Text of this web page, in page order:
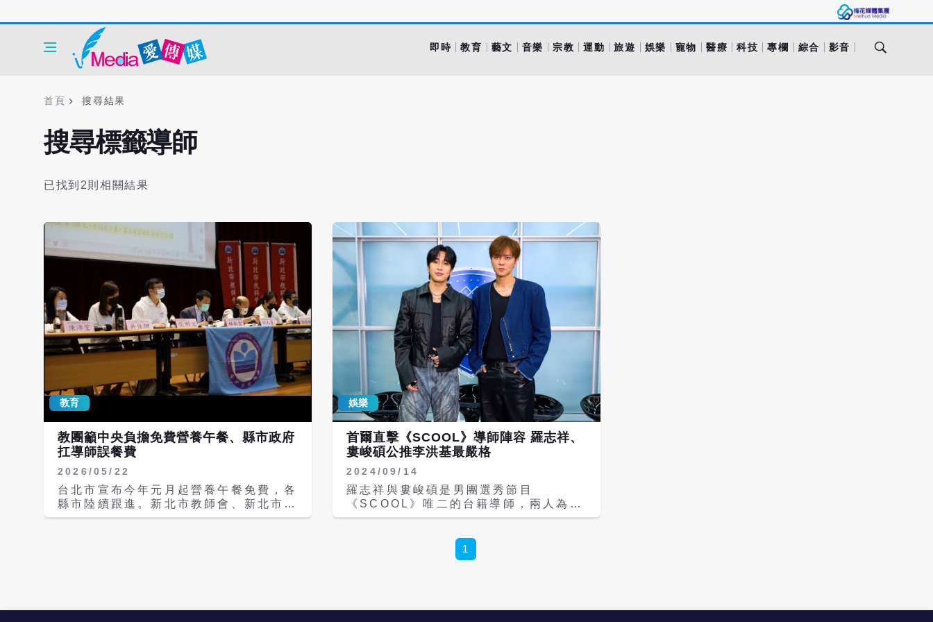
即時 教育 藝文 音樂 宗教 運動 旅遊 娛樂 寵物 醫療 科技 專欄 綜合 影音
首頁 搜尋結果
搜尋標籤導師
已找到2則相關結果
教育
教團籲中央負擔免費營養午餐、縣市政府
扛導師誤餐費
2026/05/22
台北市宣布今年元月起營養午餐免費，各
縣市陸續跟進。新北市教師會、新北市教
育人員產業工會今天（22日）表示，既
娛樂
首爾直擊《SCOOL》導師陣容 羅志祥、
婁峻碩公推李洪基最嚴格
2024/09/14
羅志祥與婁峻碩是男團選秀節目
《SCOOL》唯二的台籍導師，兩人為了
錄影奔波台韓兩地，1個月內就48小時快
臉，自認是黑臉的羅志祥表示婁峻碩是
「慈祥派代表」，婁峻碩也坦承自己在眾
1